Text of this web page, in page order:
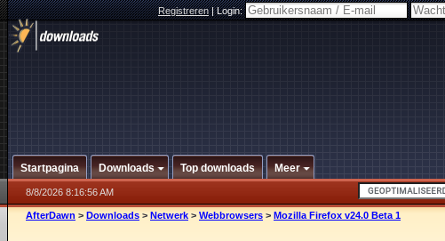
Registreren|Login:
Startpagina Downloads Top downloads Meer
8/8/2026 8:16:56 AM
AfterDawn > Downloads > Netwerk > Webbrowsers > Mozilla Firefox v24.0 Beta 1